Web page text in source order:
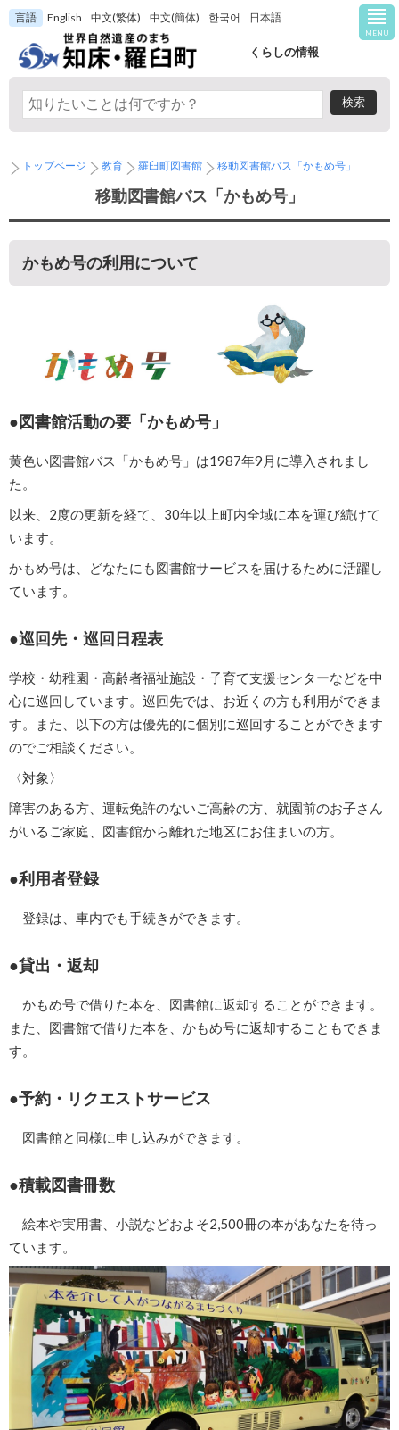
言語 English 中文(繁体) 中文(簡体) 한국어 日本語
くらしの情報
トップページ 教育 羅臼町図書館 移動図書館バス「かもめ号」
移動図書館バス「かもめ号」
かもめ号の利用について
図書館活動の要「かもめ号」
黄色い図書館バス「かもめ号」は1987年9月に導入されまし
た。
以来、2度の更新を経て、30年以上町内全域に本を運び続けて
います。
かもめ号は、どなたにも図書館サービスを届けるために活躍し
ています。
巡回先・巡回日程表
学校・幼稚園・高齢者福祉施設・子育て支援センターなどを中
心に巡回しています。巡回先では、お近くの方も利用ができま
す。また、以下の方は優先的に個別に巡回することができます
のでご相談ください。
〈対象〉
障害のある方、運転免許のないご高齢の方、就園前のお子さん
がいるご家庭、図書館から離れた地区にお住まいの方。
利用者登録
登録は、車内でも手続きができます。
貸出・返却
かもめ号で借りた本を、図書館に返却することができます。
また、図書館で借りた本を、かもめ号に返却することもできま
す。
予約・リクエストサービス
図書館と同様に申し込みができます。
積載図書冊数
絵本や実用書、小説などおよそ2,500冊の本があなたを待っ
ています。
MENU